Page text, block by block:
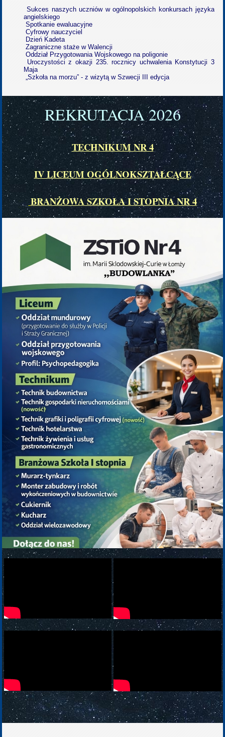
Sukces naszych uczniów w ogólnopolskich konkursach języka
angielskiego
Spotkanie ewaluacyjne
Cyfrowy nauczyciel
Dzień Kadeta
Zagraniczne staże w Walencji
Oddział Przygotowania Wojskowego na poligonie
Uroczystości z okazji 235. rocznicy uchwalenia Konstytucji 3
Maja
„Szkoła na morzu” - z wizytą w Szwecji III edycja
REKRUTACJA 2026
TECHNIKUM NR 4
IV LICEUM OGÓLNOKSZTAŁCĄCE
BRANŻOWA SZKOŁA I STOPNIA NR 4